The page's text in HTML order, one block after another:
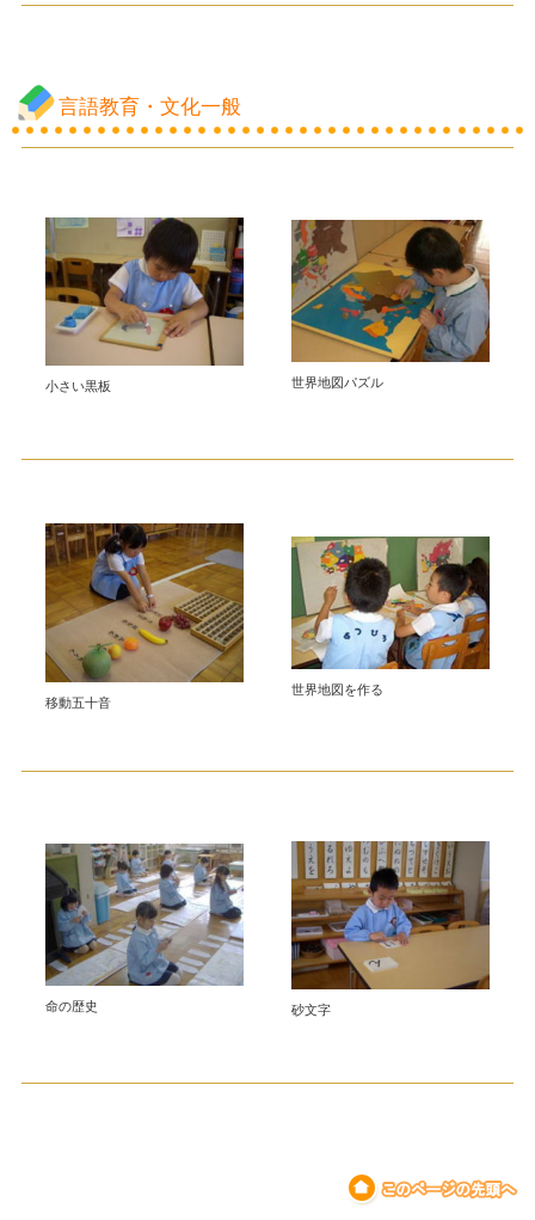
言語教育・文化一般
小さい黒板 世界地図パズル
移動五十音
世界地図を作る
命の歴史 砂文字